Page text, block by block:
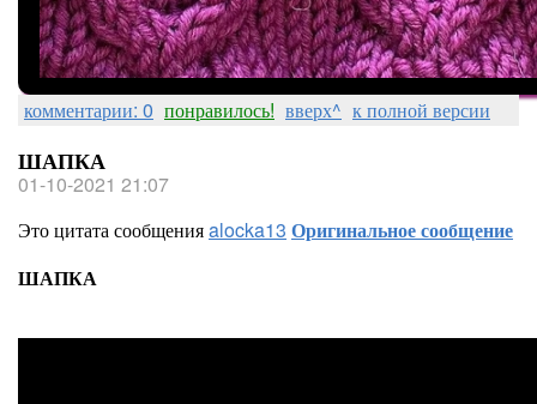
комментарии: 0 понравилось! вверх^ к полной версии
ШАПКА
01-10-2021 21:07
Это цитата сообщенияalocka13 Оригинальное сообщение
ШАПКА